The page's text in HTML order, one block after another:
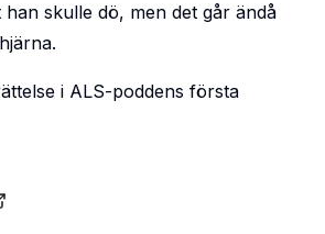
han skulle dö, men det går ändå
i ALS-poddens första